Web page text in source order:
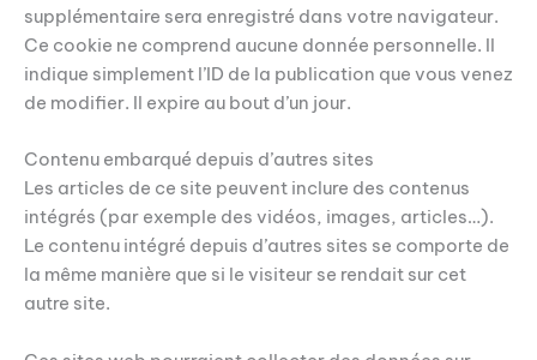
supplémentaire sera enregistré dans votre navigateur.
Ce cookie ne comprend aucune donnée personnelle. Il
indique simplement l’ID de la publication que vous venez
de modifier. Il expire au bout d’un jour.
Contenu embarqué depuis d’autres sites
Les articles de ce site peuvent inclure des contenus
intégrés (par exemple des vidéos, images, articles…).
Le contenu intégré depuis d’autres sites se comporte de
la même manière que si le visiteur se rendait sur cet
autre site.